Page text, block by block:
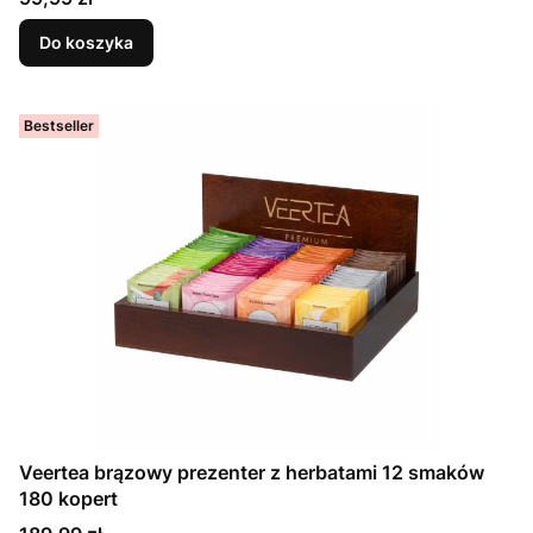
Do koszyka
Bestseller
Veertea brązowy prezenter z herbatami 12 smaków
180 kopert